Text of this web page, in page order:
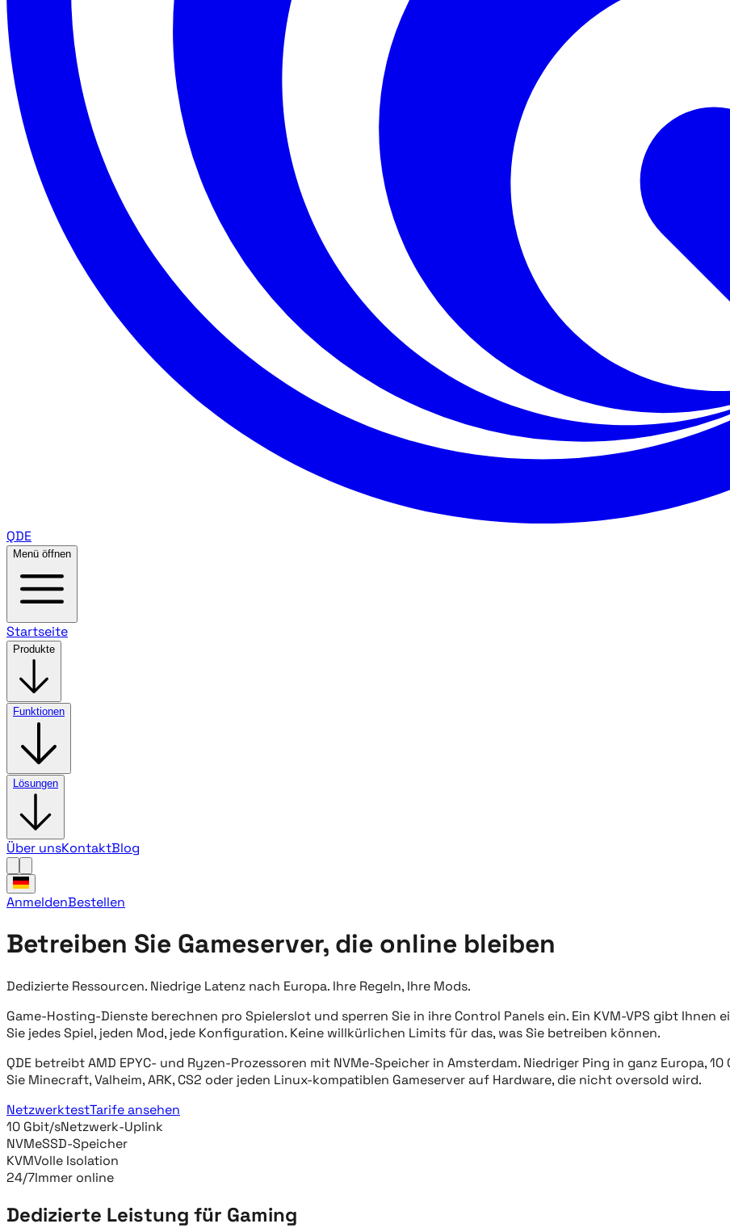
QDE
Menü öffnen
Startseite
Produkte
Funktionen
Lösungen
Über unsKontaktBlog
AnmeldenBestellen
Betreiben Sie Gameserver, die online bleiben
Dedizierte Ressourcen. Niedrige Latenz nach Europa. Ihre Regeln, Ihre Mods.
Game-Hosting-Dienste berechnen pro Spielerslot und sperren Sie in ihre Control Panels ein. Ein KVM-VPS gibt
Sie jedes Spiel, jeden Mod, jede Konfiguration. Keine willkürlichen Limits für das, was Sie betreiben können.
QDE betreibt AMD EPYC- und Ryzen-Prozessoren mit NVMe-Speicher in Amsterdam. Niedriger Ping in ganz Europa,
Sie Minecraft, Valheim, ARK, CS2 oder jeden Linux-kompatiblen Gameserver auf Hardware, die nicht oversold wird.
NetzwerktestTarife ansehen
10 Gbit/sNetzwerk-Uplink
NVMeSSD-Speicher
KVMVolle Isolation
24/7Immer online
Dedizierte Leistung für Gaming